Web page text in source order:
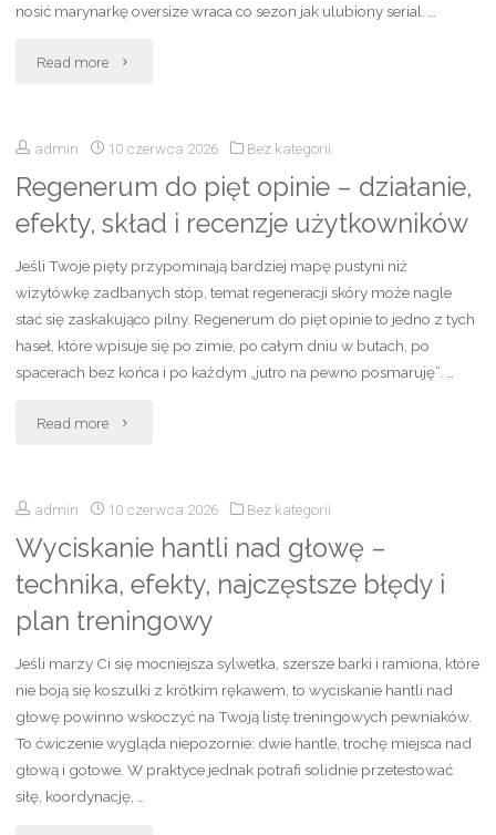
najlepsze
zastosowania"
nosić marynarkę oversize wraca co sezon jak ulubiony serial. …
Read more "Jak
marynarkę
oversize?
Stylizacje,
połączenia
i
admin 10 czerwca 2026 Bez kategorii
Regenerum do pięt opinie – działanie,
efekty, skład i recenzje użytkowników
Jeśli Twoje pięty przypominają bardziej mapę pustyni niż
wizytówkę zadbanych stóp, temat regeneracji skóry może nagle
stać się zaskakująco pilny. Regenerum do pięt opinie to jedno z tych
haseł, które wpisuje się po zimie, po całym dniu w butach, po
spacerach bez końca i po każdym „jutro na pewno posmaruję”. …
Read more "Regenerum
pięt
opinie
–
efekty,
i
admin 10 czerwca 2026 Bez kategorii
Wyciskanie hantli nad głowę –
technika, efekty, najczęstsze błędy i
plan treningowy
Jeśli marzy Ci się mocniejsza sylwetka, szersze barki i ramiona, które
nie boją się koszulki z krótkim rękawem, to wyciskanie hantli nad
głowę powinno wskoczyć na Twoją listę treningowych pewniaków.
To ćwiczenie wygląda niepozornie: dwie hantle, trochę miejsca nad
głową i gotowe. W praktyce jednak potrafi solidnie przetestować
siłę, koordynację, …